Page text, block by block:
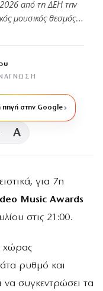
από τη ΔΕΗ την
μουσικός θεσμός…
πηγή στην Google
A
για 7η
Music Awards
στις 21:00.
χώρας
ρυθμό και
να συγκεντρώσει τα